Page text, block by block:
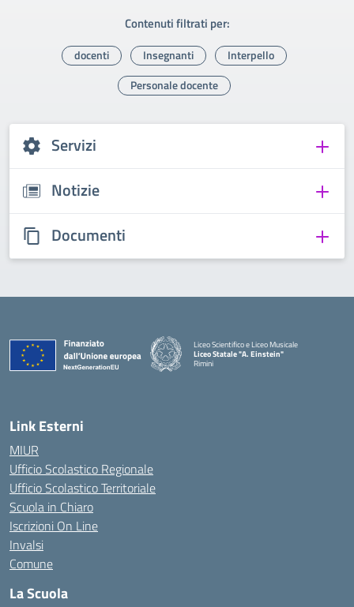
Contenuti filtrati per:
docenti Insegnanti
Interpello
Personale docente
Servizi
Notizie
Documenti
Liceo Scientifico e Liceo Musicale
Liceo Statale "A. Einstein"
Rimini
Link Esterni
MIUR
Ufficio Scolastico Regionale
Ufficio Scolastico Territoriale
Scuola in Chiaro
Iscrizioni On Line
Invalsi
Comune
La Scuola